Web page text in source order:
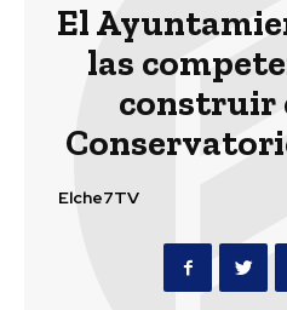
El
las
construir
Elche7TV